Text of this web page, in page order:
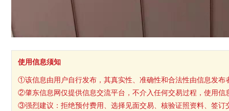
使用信息须知
①该信息由用户自行发布，其真实性、准确性和合法性由信息发布
②肇东信息网仅提供信息交流平台，不介入任何交易过程，使用信
③强烈建议：拒绝预付费用、选择见面交易、核验证照资料、签订